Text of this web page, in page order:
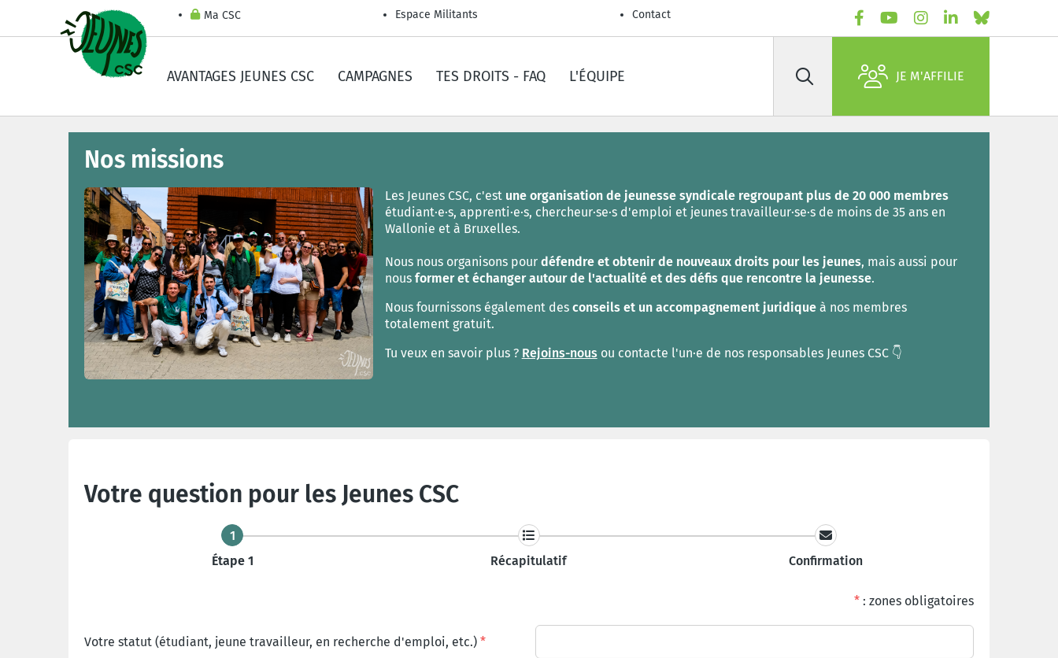
Ma CSC Espace Militants Contact
AVANTAGES JEUNES CSC CAMPAGNES TES DROITS - FAQ L'ÉQUIPE Rechercher JE M'AFFILIE
Nos missions
Les Jeunes CSC, c'est une organisation de jeunesse syndicale regroupant plus de 20 000 membres
étudiant·e·s, apprenti·e·s, chercheur·se·s d'emploi et jeunes travailleur·se·s de moins de 35 ans en
Wallonie et à Bruxelles.
Nous nous organisons pour défendre et obtenir de nouveaux droits pour les jeunes, mais aussi pour
nous former et échanger autour de l'actualité et des défis que rencontre la jeunesse.
Nous fournissons également des conseils et un accompagnement juridiqueà nos membres
totalement gratuit.
Tu veux en savoir plus ? Rejoins-nousou contacte l'un·e de nos responsables Jeunes CSC 👇
Votre question pour les Jeunes CSC
1
Étape 1
Récapitulatif Confirmation
* : zones obligatoires
Votre statut (étudiant, jeune travailleur, en recherche d'emploi, etc.)